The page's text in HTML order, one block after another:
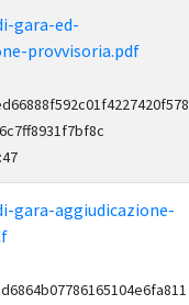
gara-ed-
provvisoria.pdf
gara-aggiudicazione-